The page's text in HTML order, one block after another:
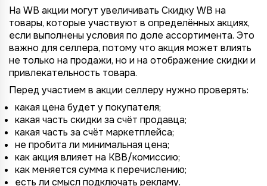
На WB акции могут увеличивать Скидку WB на
товары, которые участвуют в определённых акциях,
если выполнены условия по доле ассортимента. Это
важно для селлера, потому что акция может влиять
не только на продажи, но и на отображение скидки и
привлекательность товара.
Перед участием в акции селлеру нужно проверять:
какая цена будет у покупателя;
какая часть скидки за счёт продавца;
какая часть за счёт маркетплейса;
не пробита ли минимальная цена;
как акция влияет на КВВ/комиссию;
как меняется сумма к перечислению;
есть ли смысл подключать рекламу.